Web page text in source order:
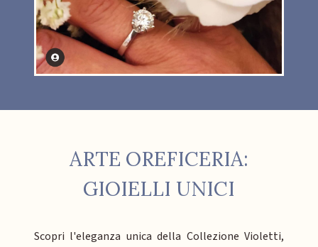
ARTE OREFICERIA:
GIOIELLI UNICI
Scopri l'eleganza unica della Collezione Violetti,